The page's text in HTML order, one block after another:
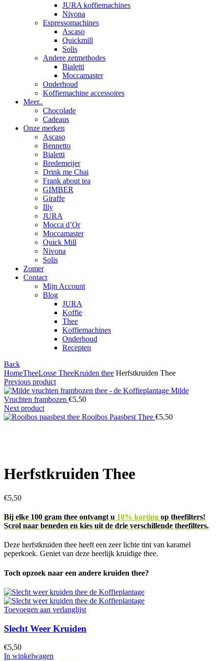
JURA koffiemachines
Nivona
Espressomachines
Ascaso
Quickmill
Solis
Andere zetmethodes
Bialetti
Moccamaster
Onderhoud
Koffiemachine accessoires
Meer..
Chocolade
Cadeaus
Onze merken
Ascaso
Bennetto
Bialetti
Bredemeijer
Drink me Chai
Frank about tea
GIMBER
Giraffe
Illy
JURA
Mocca d’Or
Moccamaster
Quick Mill
Nivona
Solis
Zomer
Contact
Mijn Account
Blog
JURA
Koffie
Thee
Koffiemachines
Onderhoud
Recepten
Back
HomeTheeLosse TheeKruiden thee Herfstkruiden Thee
Previous product
Milde
Vruchten frambozen €5,50
Next product
Rooibos Paasbest Thee €5,50
Herfstkruiden Thee
€5,50
Bij elke 100 gram thee ontvangt u 10% korting op theefilters!
Scrol naar beneden en kies uit de drie verschillende theefilters.
Deze herfstkruiden thee heeft een zeer lichte tint van karamel
peperkoek. Geniet van deze heerlijk kruidige thee.
Toch opzoek naar een andere kruiden thee?
Toevoegen aan verlanglijst
Slecht Weer Kruiden
€5,50
In winkelwagen